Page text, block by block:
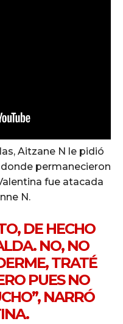
Aitzane N le pidió
permanecieron
fue atacada
N.
DE HECHO
NO, NO
TRATÉ
PUES NO
NARRÓ